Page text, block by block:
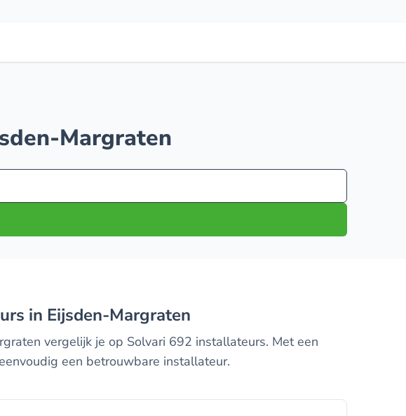
Margraten
in Eijsden-Margraten
vergelijk je op Solvari 692 installateurs. Met een
een betrouwbare installateur.